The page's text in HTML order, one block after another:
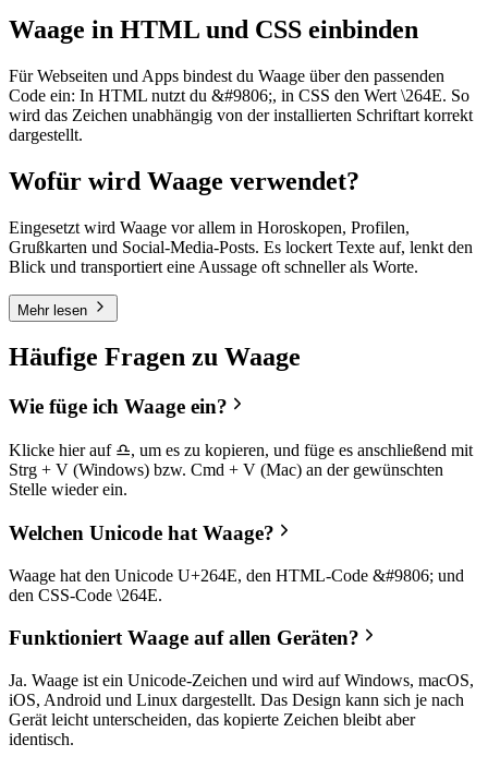
Waage in HTML und CSS einbinden
Für Webseiten und Apps bindest du Waage über den passenden
Code ein: In HTML nutzt du &#9806;, in CSS den Wert \264E. So
wird das Zeichen unabhängig von der installierten Schriftart korrekt
dargestellt.
Wofür wird Waage verwendet?
Eingesetzt wird Waage vor allem in Horoskopen, Profilen,
Grußkarten und Social-Media-Posts. Es lockert Texte auf, lenkt den
Blick und transportiert eine Aussage oft schneller als Worte.
Mehr lesen
Häufige Fragen zu Waage
Wie füge ich Waage ein?
Klicke hier auf ♎, um es zu kopieren, und füge es anschließend mit
Strg + V (Windows) bzw. Cmd + V (Mac) an der gewünschten
Stelle wieder ein.
Welchen Unicode hat Waage?
Waage hat den Unicode U+264E, den HTML-Code &#9806; und
den CSS-Code \264E.
Funktioniert Waage auf allen Geräten?
Ja. Waage ist ein Unicode-Zeichen und wird auf Windows, macOS,
iOS, Android und Linux dargestellt. Das Design kann sich je nach
Gerät leicht unterscheiden, das kopierte Zeichen bleibt aber
identisch.